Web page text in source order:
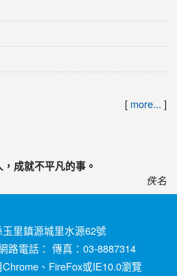
[ more... ]
成就不平凡的事。
佚名
里鎮源城里水源62號
路電話： 傳真：03-8887314
Chrome 、 FireFox或IE10.0瀏覽